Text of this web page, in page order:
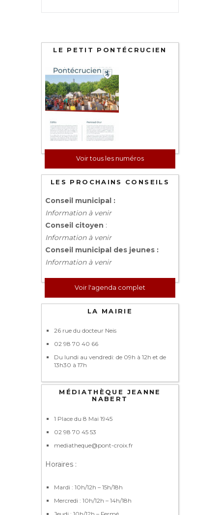
LE PETIT PONTÉCRUCIEN
Voir tous les numéros
LES PROCHAINS CONSEILS
Conseil municipal :
Information à venir
Conseil citoyen :
Information à venir
Conseil municipal des jeunes :
Information à venir
Voir l'agenda complet
LA MAIRIE
26 rue du docteur Neis
02 98 70 40 66
Du lundi au vendredi: de 09h à 12h et de
13h30 à 17h
MÉDIATHÈQUE JEANNE
NABERT
1 Place du 8 Mai 1945
02 98 70 45 53
mediatheque@pont-croix.fr
Horaires :
Mardi : 10h/12h – 15h/18h
Mercredi : 10h/12h – 14h/18h